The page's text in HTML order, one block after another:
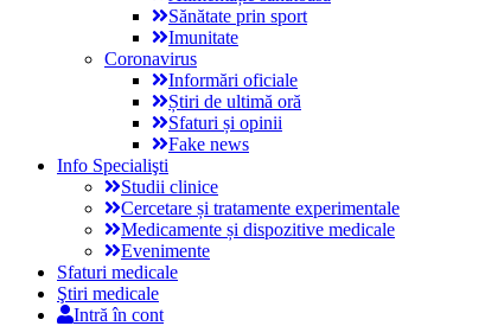
Sănătate prin sport
Imunitate
Coronavirus
Informări oficiale
Știri de ultimă oră
Sfaturi și opinii
Fake news
Info Specialişti
Studii clinice
Cercetare și tratamente experimentale
Medicamente și dispozitive medicale
Evenimente
Sfaturi medicale
Ştiri medicale
Intră în cont